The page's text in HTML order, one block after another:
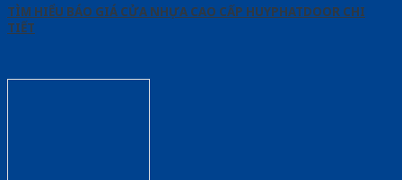
TÌM HIỂU BÁO GIÁ CỬA NHỰA CAO CẤP HUYPHATDOOR CHI
TIẾT